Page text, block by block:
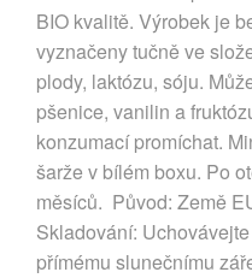
BIO kvalitě. Výrobek je
vyznačeny tučně ve
plody, laktózu, sóju.
pšenice, vanilin a
konzumací promíchat.
šarže v bílém boxu. Po
měsíců. Původ: Země
Skladování:
přímému slunečnímu